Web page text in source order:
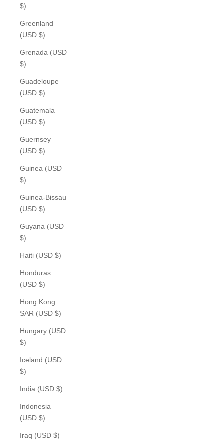
$)
Greenland
(USD $)
Grenada (USD
$)
Guadeloupe
(USD $)
Guatemala
(USD $)
Guernsey
(USD $)
Guinea (USD
$)
Guinea-Bissau
(USD $)
Guyana (USD
$)
Haiti (USD $)
Honduras
(USD $)
Hong Kong
SAR (USD $)
Hungary (USD
$)
Iceland (USD
$)
India (USD $)
Indonesia
(USD $)
Iraq (USD $)